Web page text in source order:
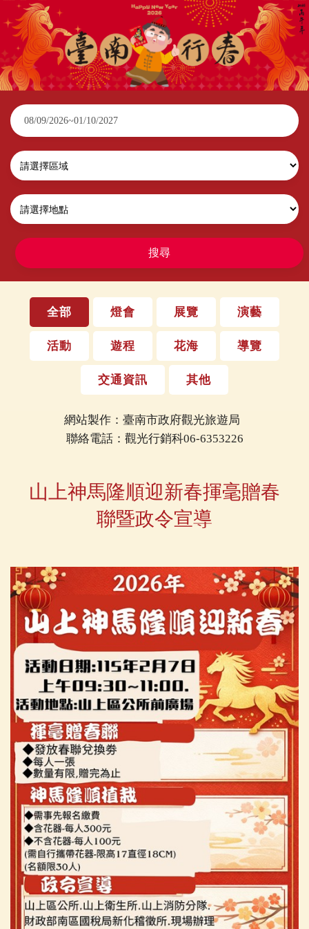
2026臺南行春
搜尋
全部 燈會 展覽 演藝
活動 遊程 花海 導覽
交通資訊 其他
網站製作：臺南市政府觀光旅遊局
聯絡電話：觀光行銷科06-6353226
山上神馬隆順迎新春揮毫贈春
聯暨政令宣導